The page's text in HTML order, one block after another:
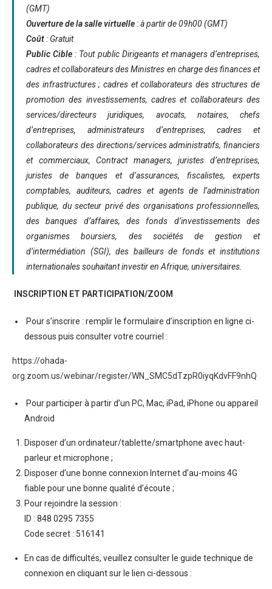
(GMT)
Ouverture de la salle virtuelle : à partir de 09h00 (GMT)
Coût : Gratuit
Public Cible : Tout public Dirigeants et managers d’entreprises,
cadres et collaborateurs des Ministres en charge des finances et
des infrastructures ; cadres et collaborateurs des structures de
promotion des investissements, cadres et collaborateurs des
services/directeurs juridiques, avocats, notaires, chefs
d’entreprises, administrateurs d’entreprises, cadres et
collaborateurs des directions/services administratifs, financiers
et commerciaux, Contract managers, juristes d’entreprises,
juristes de banques et d’assurances, fiscalistes, experts
comptables, auditeurs, cadres et agents de l’administration
publique, du secteur privé des organisations professionnelles,
des banques d’affaires, des fonds d’investissements des
organismes boursiers, des sociétés de gestion et
d’intermédiation (SGI), des bailleurs de fonds et institutions
internationales souhaitant investir en Afrique, universitaires.
INSCRIPTION ET PARTICIPATION/ZOOM
Pour s’inscrire : remplir le formulaire d’inscription en ligne ci-
dessous puis consulter votre courriel :
https://ohada-
org.zoom.us/webinar/register/WN_SMC5dTzpR0iyqKdvFF9nhQ
Pour participer à partir d’un PC, Mac, iPad, iPhone ou appareil
Android
Disposer d’un ordinateur/tablette/smartphone avec haut-
parleur et microphone ;
Disposer d’une bonne connexion Internet d’au-moins 4G
fiable pour une bonne qualité d’écoute ;
Pour rejoindre la session :
ID : 848 0295 7355
Code secret : 516141
En cas de difficultés, veuillez consulter le guide technique de
connexion en cliquant sur le lien ci-dessous :